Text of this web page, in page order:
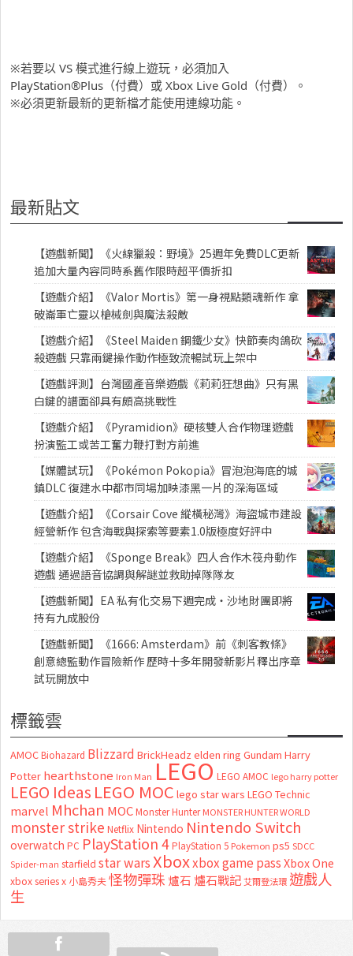
※若要以 VS 模式進行線上遊玩，必須加入
PlayStation®Plus（付費）或 Xbox Live Gold（付費）。
※必須更新最新的更新檔才能使用連線功能。
最新貼文
【遊戲新聞】《火線獵殺：野境》25週年免費DLC更新
追加大量內容同時系舊作限時超平價折扣
【遊戲介紹】《Valor Mortis》第一身視點類魂新作 拿
破崙軍亡靈以槍械劍與魔法殺敵
【遊戲介紹】《Steel Maiden 鋼鐵少女》快節奏肉鴿砍
殺遊戲 只靠兩鍵操作動作極致流暢試玩上架中
【遊戲評測】台灣國產音樂遊戲《莉莉狂想曲》只有黑
白鍵的譜面卻具有頗高挑戰性
【遊戲介紹】《Pyramidion》硬核雙人合作物理遊戲
扮演監工或苦工奮力鞭打對方前進
【媒體試玩】《Pokémon Pokopia》冒泡泡海底的城
鎮DLC 復建水中都市同場加映漆黑一片的深海區域
【遊戲介紹】《Corsair Cove 縱橫秘灣》海盜城市建設
經營新作 包含海戰與探索等要素1.0版極度好評中
【遊戲介紹】《Sponge Break》四人合作木筏舟動作
遊戲 通過語音協調與解謎並救助掉隊隊友
【遊戲新聞】EA 私有化交易下週完成・沙地財團即將
持有九成股份
【遊戲新聞】《1666: Amsterdam》前《刺客教條》
創意總監動作冒險新作 歷時十多年開發新影片釋出序章
試玩開放中
標籤雲
AMOC Biohazard Blizzard BrickHeadz elden ring Gundam Harry
Potter hearthstone Iron Man LEGO LEGO AMOC lego harry potter
LEGO Ideas LEGO MOC lego star wars LEGO Technic
marvel Mhchan MOC Monster Hunter MONSTER HUNTER WORLD
monster strike Netflix Nintendo Nintendo Switch
overwatch PC PlayStation 4 PlayStation 5 Pokemon ps5 SDCC
Spider-man starfield star wars Xboxxbox game passXbox One
xbox series x 小島秀夫怪物彈珠 爐石 爐石戰記艾爾登法環 遊戲人
生